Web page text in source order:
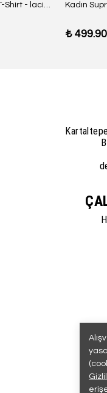
Kadın Suprem Likralı Oversize T-Shirt - lacivert
₺ 499.90